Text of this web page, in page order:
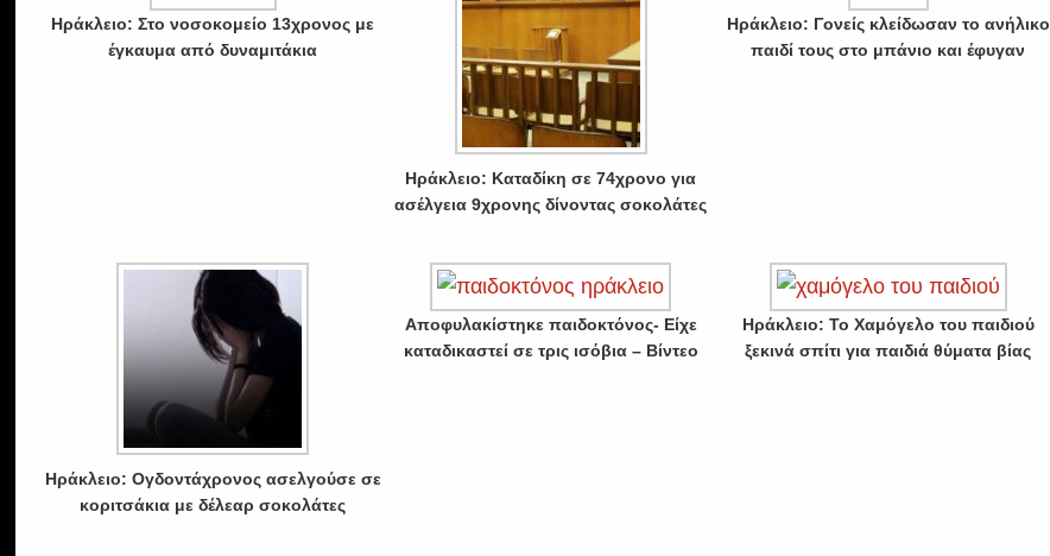
Ηράκλειο: Στο νοσοκομείο 13χρονος με
έγκαυμα από δυναμιτάκια
Ηράκλειο: Καταδίκη σε 74χρονο για
ασέλγεια 9χρονης δίνοντας σοκολάτες
Ηράκλειο: Γονείς κλείδωσαν το ανήλικο
παιδί τους στο μπάνιο και έφυγαν
Ηράκλειο: Ογδοντάχρονος ασελγούσε σε
κοριτσάκια με δέλεαρ σοκολάτες
Αποφυλακίστηκε παιδοκτόνος- Είχε
καταδικαστεί σε τρις ισόβια – Βίντεο
Ηράκλειο: Το Χαμόγελο του παιδιού
ξεκινά σπίτι για παιδιά θύματα βίας